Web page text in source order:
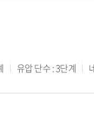
유압 단수 : 3단계